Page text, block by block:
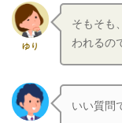
ゆり
そもそも
われるの
いい質問